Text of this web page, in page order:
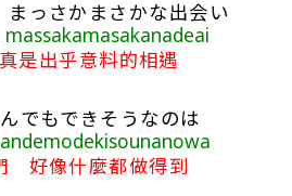
っさかまさかな出会い
是出乎意料的相遇
でもできそうなのは
好像什麼都做得到